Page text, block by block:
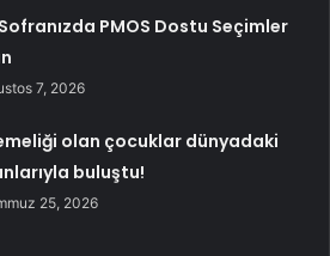
PMOS Dostu Seçimler
7, 2026
olan çocuklar dünyadaki
buluştu!
25, 2026